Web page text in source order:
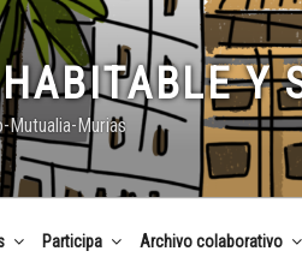
Y
Mutualia-Murias
Participa Archivo colaborativo